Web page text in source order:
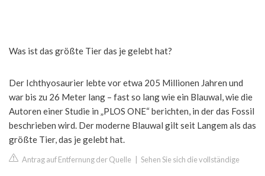
Was ist das größte Tier das je gelebt hat?
Der Ichthyosaurier lebte vor etwa 205 Millionen Jahren und
war bis zu 26 Meter lang – fast so lang wie ein Blauwal, wie die
Autoren einer Studie in „PLOS ONE“ berichten, in der das Fossil
beschrieben wird. Der moderne Blauwal gilt seit Langem als das
größte Tier, das je gelebt hat.
Antrag auf Entfernung der Quelle Sehen Sie sich die vollständige